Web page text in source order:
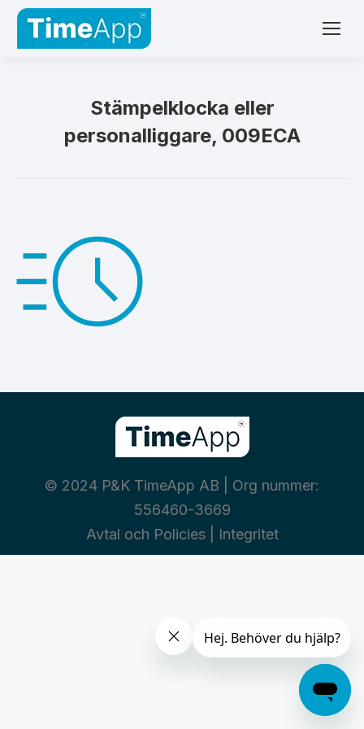
Stämpelklocka eller
personalliggare, 009ECA
© 2024 P&K TimeApp AB | Org nummer:
556460-3669
Avtal och Policies| Integritet